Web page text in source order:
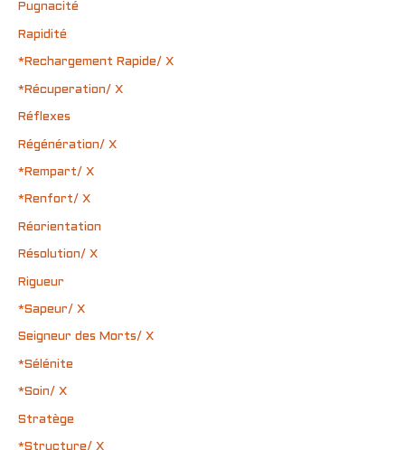
Pugnacité
Rapidité
*Rechargement Rapide/ X
*Récuperation/ X
Réflexes
Régénération/ X
*Rempart/ X
*Renfort/ X
Réorientation
Résolution/ X
Rigueur
*Sapeur/ X
Seigneur des Morts/ X
*Sélénite
*Soin/ X
Stratège
*Structure/ X